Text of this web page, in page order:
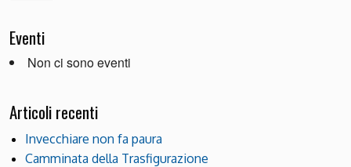
Eventi
Non ci sono eventi
Articoli recenti
Invecchiare non fa paura
Camminata della Trasfigurazione